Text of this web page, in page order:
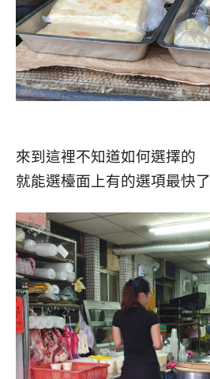
來到這裡不知道如何選擇的
就能選檯面上有的選項最快了